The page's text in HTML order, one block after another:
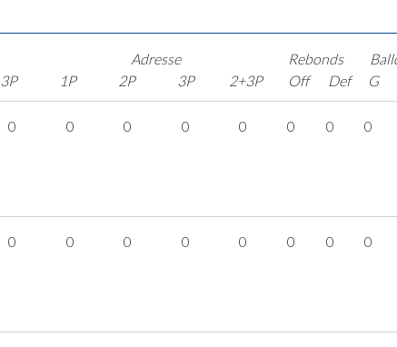
3P
Adresse
1P
2P 3P 2+3P
Rebonds
Off
Def
G
0 0 0 0 0 0 0 0
0 0 0 0 0 0 0 0